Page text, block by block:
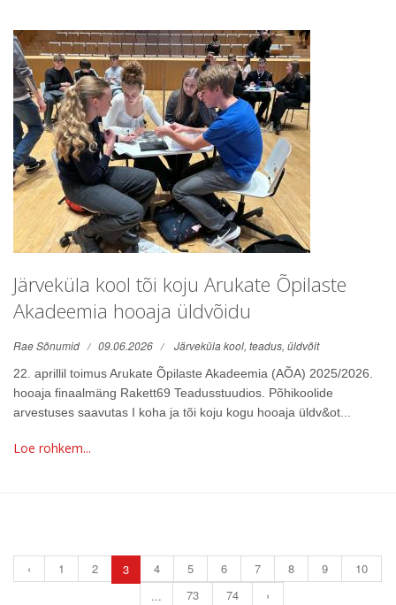
Järveküla kool tõi koju Arukate Õpilaste
Akadeemia hooaja üldvõidu
Rae Sõnumid 09.06.2026 Järveküla kool, teadus, üldvõit
22. aprillil toimus Arukate Õpilaste Akadeemia (AÕA) 2025/2026.
hooaja finaalmäng Rakett69 Teadusstuudios. Põhikoolide
arvestuses saavutas I koha ja tõi koju kogu hooaja üldv&ot...
Loe rohkem...
‹ 1 2 3 4 5 6 7 8 9
10
...
73 74 ›